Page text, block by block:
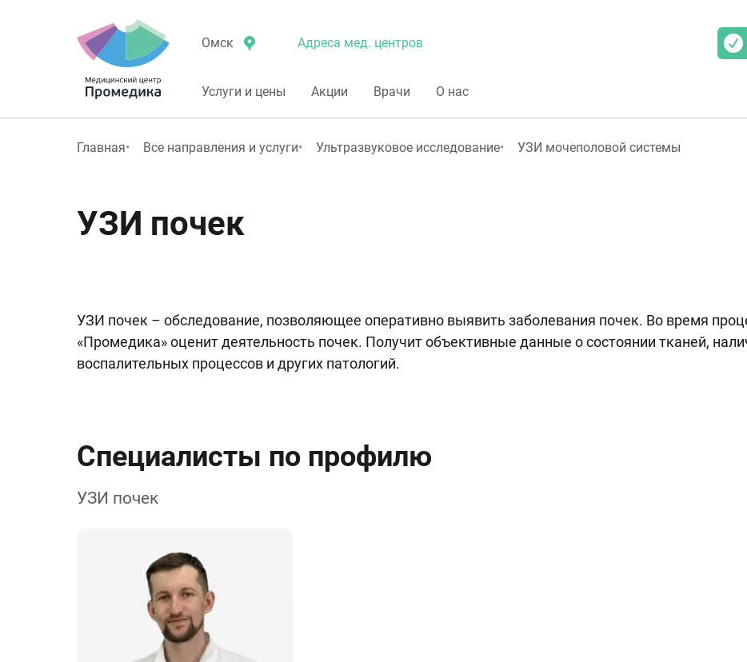
Омск Адреса мед. центров
Услуги и цены Акции Врачи О нас
Главная Все направления и услуги Ультразвуковое исследование УЗИ мочеполовой системы
УЗИ почек
УЗИ почек – обследование, позволяющее оперативно выявить заболевания почек. Во время
«Промедика» оценит деятельность почек. Получит объективные данные о состоянии тканей,
воспалительных процессов и других патологий.
Специалисты по профилю
УЗИ почек